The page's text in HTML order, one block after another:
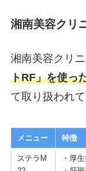
湘南美容クリ
湘南美容クリ
トRF」を使っ
て取り扱われ
メニュー 特徴
ステラM
・厚